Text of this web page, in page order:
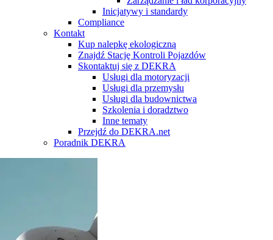
Inicjatywy i standardy
Compliance
Kontakt
Kup nalepkę ekologiczną
Znajdź Stację Kontroli Pojazdów
Skontaktuj się z DEKRA
Usługi dla motoryzacji
Usługi dla przemysłu
Usługi dla budownictwa
Szkolenia i doradztwo
Inne tematy
Przejdź do DEKRA.net
Poradnik DEKRA